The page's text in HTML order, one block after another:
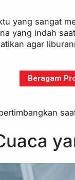
yang sangat
yang indah
agar
Beragam